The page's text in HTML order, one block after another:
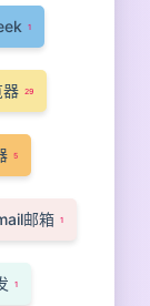
1
29
5
邮箱 1
1